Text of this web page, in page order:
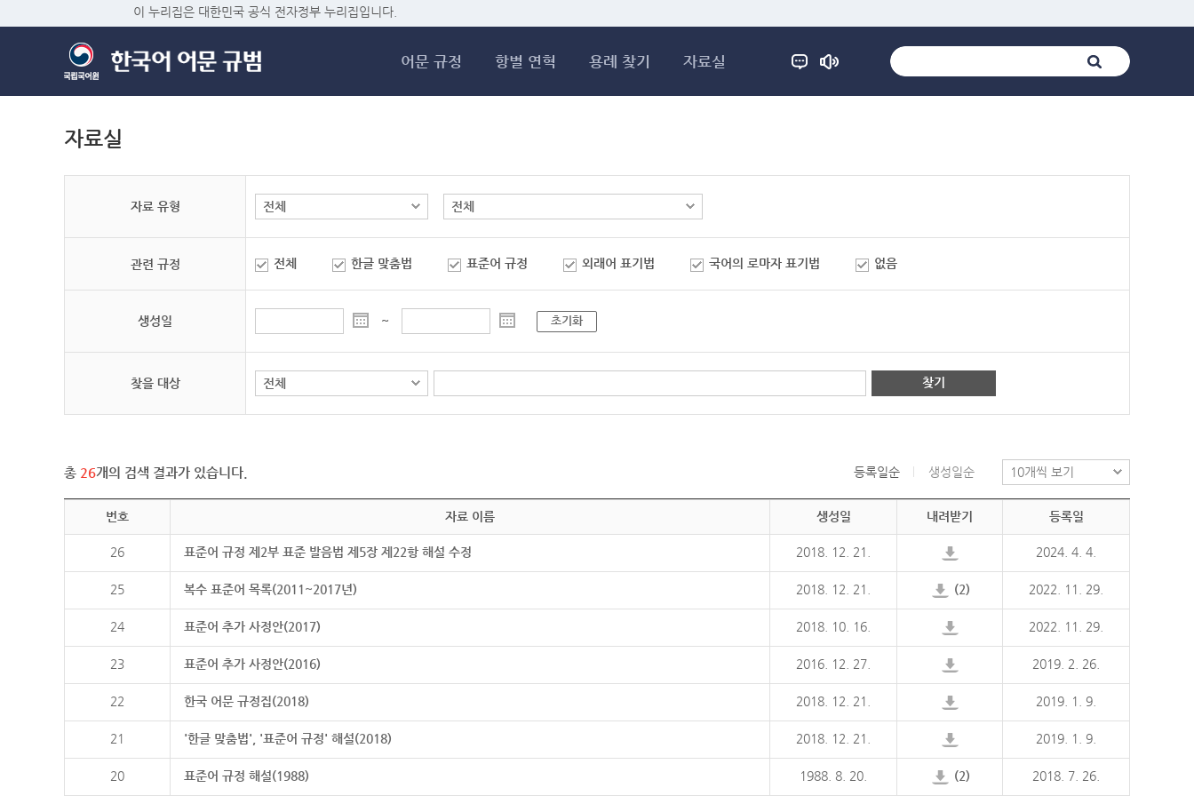
이 누리집은 대한민국 공식 전자정부 누리집입니다.
어문 규정 항별 연혁 용례 찾기 자료실
자료실
자료 유형
관련 규정 전체 한글 맞춤법 표준어 규정 외래어 표기법 국어의 로마자 표기법 없음
생성일 ~ 초기화
찾을 대상 찾기
총 26개의 검색 결과가 있습니다. 등록일순 생성일순
번호 자료 이름 생성일 내려받기 등록일
26 표준어 규정 제2부 표준 발음법 제5장 제22항 해설 수정 2018. 12. 21. 2024. 4. 4.
25 복수 표준어 목록(2011~2017년) 2018. 12. 21. (2) 2022. 11. 29.
24 표준어 추가 사정안(2017) 2018. 10. 16. 2022. 11. 29.
23 표준어 추가 사정안(2016) 2016. 12. 27. 2019. 2. 26.
22 한국 어문 규정집(2018) 2018. 12. 21. 2019. 1. 9.
21 '한글 맞춤법', '표준어 규정' 해설(2018) 2018. 12. 21. 2019. 1. 9.
20 표준어 규정 해설(1988) 1988. 8. 20. (2) 2018. 7. 26.